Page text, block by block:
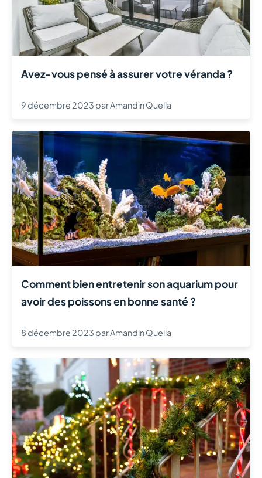
Avez-vous pensé à assurer votre véranda ?
9 décembre 2023 parAmandin Quella
Comment bien entretenir son aquarium pour
avoir des poissons en bonne santé ?
8 décembre 2023 parAmandin Quella